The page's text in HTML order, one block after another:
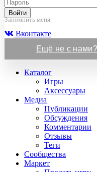
Войти
Запомнить меня
Вконтакте
Ещё не с
Каталог
Игры
Аксессуары
Медиа
Публикации
Обсуждения
Комментарии
Отзывы
Теги
Сообщества
Маркет